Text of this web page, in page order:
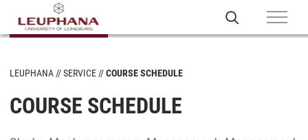
LEUPHANA SERVICE COURSE SCHEDULE
COURSE SCHEDULE